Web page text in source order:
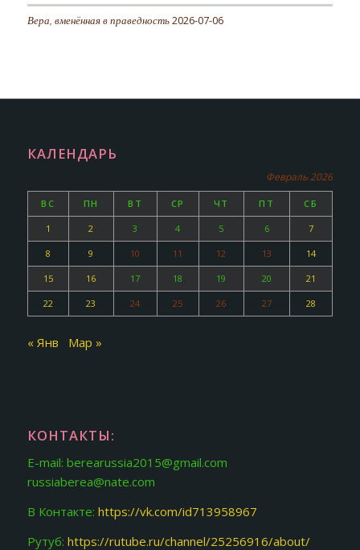
Вера, вменённая в праведность 2026-07-06
КАЛЕНДАРЬ
Февраль 2026
ВС ПН ВТ СР ЧТ ПТ СБ
1 2 3 4 5 6 7
8 9 10 11 12 13 14
15 16 17 18 19 20 21
22 23 24 25 26 27 28
« Янв Мар »
КОНТАКТЫ:
E-mail: berearussia2015@gmail.com
russiaberea@nate.com
В Контакте: https://vk.com/id713958967
Рутуб: https://rutube.ru/channel/25256916/about/